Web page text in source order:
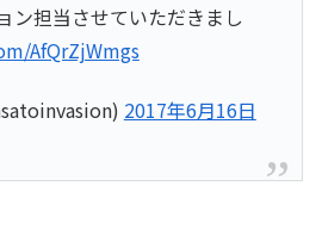
ン担当させていただきまし
AfQrZjWmgs
2017年6月16日